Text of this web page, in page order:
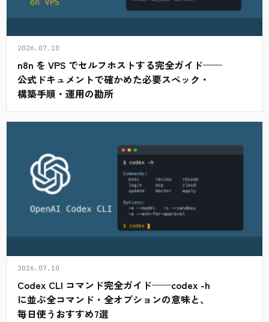
2026.07.10
n8n を VPS でセルフホストする完全ガイド——
公式ドキュメントで確かめた必要スペック・
構築手順・運用の勘所
2026.07.10
Codex CLI コマンド完全ガイド——codex -h
に並ぶ全コマンド・全オプションの意味と、
毎日使うおすすめ7選